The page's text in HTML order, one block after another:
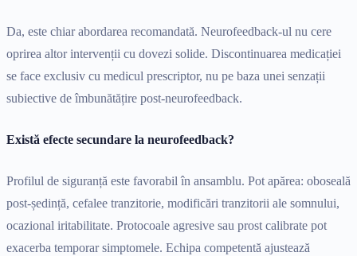
Da, este chiar abordarea recomandată. Neurofeedback-ul nu cere
oprirea altor intervenții cu dovezi solide. Discontinuarea medicației
se face exclusiv cu medicul prescriptor, nu pe baza unei senzații
subiective de îmbunătățire post-neurofeedback.
Există efecte secundare la neurofeedback?
Profilul de siguranță este favorabil în ansamblu. Pot apărea: oboseală
post-ședință, cefalee tranzitorie, modificări tranzitorii ale somnului,
ocazional iritabilitate. Protocoale agresive sau prost calibrate pot
exacerba temporar simptomele. Echipa competentă ajustează